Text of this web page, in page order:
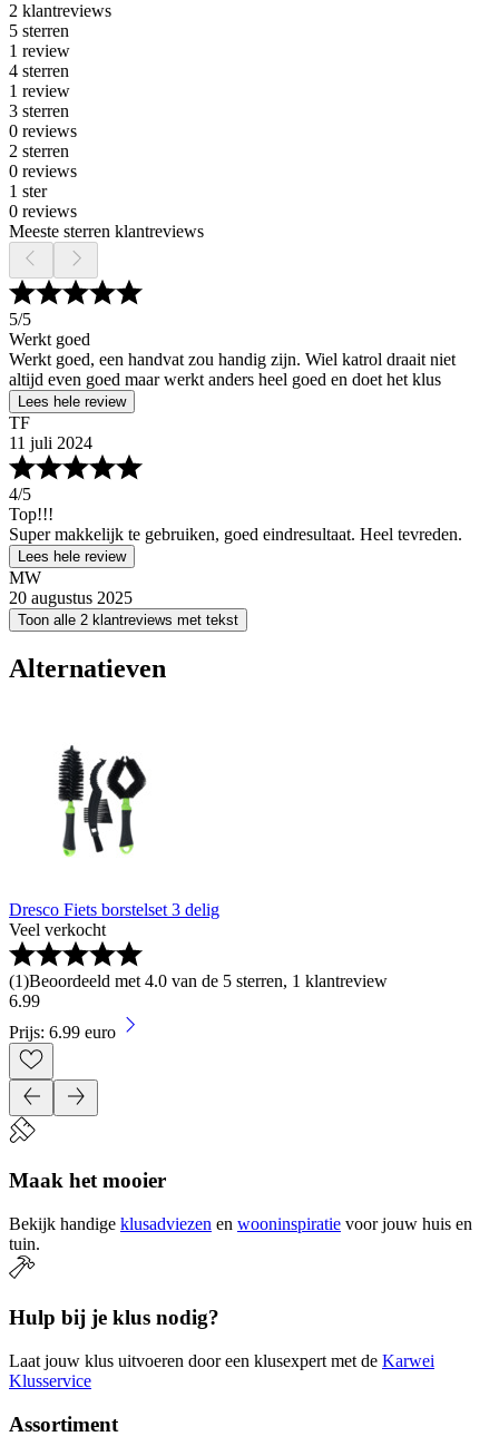
2 klantreviews
5 sterren
1 review
4 sterren
1 review
3 sterren
0 reviews
2 sterren
0 reviews
1 ster
0 reviews
Meeste sterren klantreviews
5/5
Werkt goed
Werkt goed, een handvat zou handig zijn. Wiel katrol draait niet
altijd even goed maar werkt anders heel goed en doet het klus
Lees hele review
TF
11 juli 2024
4/5
Top!!!
Super makkelijk te gebruiken, goed eindresultaat. Heel tevreden.
Lees hele review
MW
20 augustus 2025
Toon alle 2 klantreviews met tekst
Alternatieven
Dresco Fiets borstelset 3 delig
Veel verkocht
(1)Beoordeeld met 4.0 van de 5 sterren, 1 klantreview
6.99
Prijs: 6.99 euro
Maak het mooier
Bekijk handige klusadviezen en wooninspiratie voor jouw huis en
tuin.
Hulp bij je klus nodig?
Laat jouw klus uitvoeren door een klusexpert met de Karwei
Klusservice
Assortiment